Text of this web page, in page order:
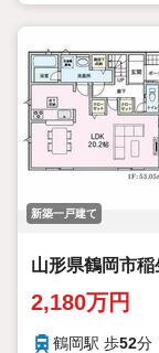
新築一戸建て
山形県鶴岡市稲
2,180万円
鶴岡駅 歩52分